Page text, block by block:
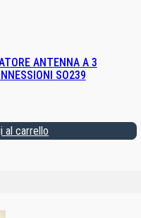
ANTENNA A 3
SO239
al carrello